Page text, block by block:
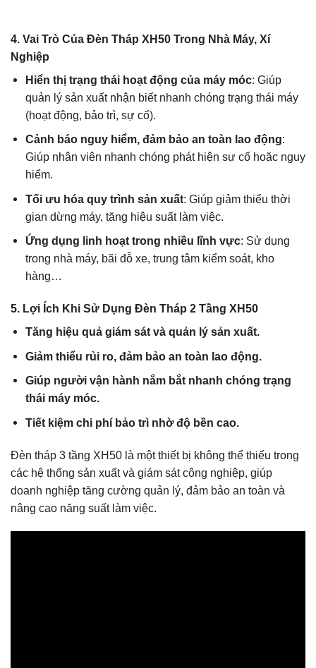
4. Vai Trò Của Đèn Tháp XH50 Trong Nhà Máy, Xí
Nghiệp
Hiển thị trạng thái hoạt động của máy móc: Giúp
quản lý sản xuất nhận biết nhanh chóng trạng thái máy
(hoạt động, bảo trì, sự cố).
Cảnh báo nguy hiểm, đảm bảo an toàn lao động:
Giúp nhân viên nhanh chóng phát hiện sự cố hoặc nguy
hiểm.
Tối ưu hóa quy trình sản xuất: Giúp giảm thiểu thời
gian dừng máy, tăng hiệu suất làm việc.
Ứng dụng linh hoạt trong nhiều lĩnh vực: Sử dụng
trong nhà máy, bãi đỗ xe, trung tâm kiểm soát, kho
hàng…
5. Lợi Ích Khi Sử Dụng Đèn Tháp 2 Tầng XH50
Tăng hiệu quả giám sát và quản lý sản xuất.
Giảm thiểu rủi ro, đảm bảo an toàn lao động.
Giúp người vận hành nắm bắt nhanh chóng trạng
thái máy móc.
Tiết kiệm chi phí bảo trì nhờ độ bền cao.
Đèn tháp 3 tầng XH50 là một thiết bị không thể thiếu trong
các hệ thống sản xuất và giám sát công nghiệp, giúp
doanh nghiệp tăng cường quản lý, đảm bảo an toàn và
nâng cao năng suất làm việc.